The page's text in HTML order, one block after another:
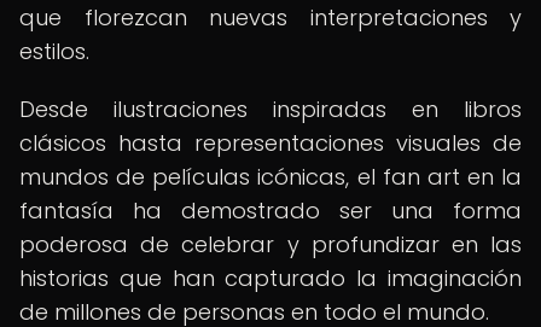
que florezcan nuevas interpretaciones y
estilos.
Desde ilustraciones inspiradas en libros
clásicos hasta representaciones visuales de
mundos de películas icónicas, el fan art en la
fantasía ha demostrado ser una forma
poderosa de celebrar y profundizar en las
historias que han capturado la imaginación
de millones de personas en todo el mundo.